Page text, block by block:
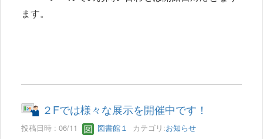
ます。
２Fでは様々な展示を開催中です！
投稿日時 : 06/11 図書館１ カテゴリ:お知らせ